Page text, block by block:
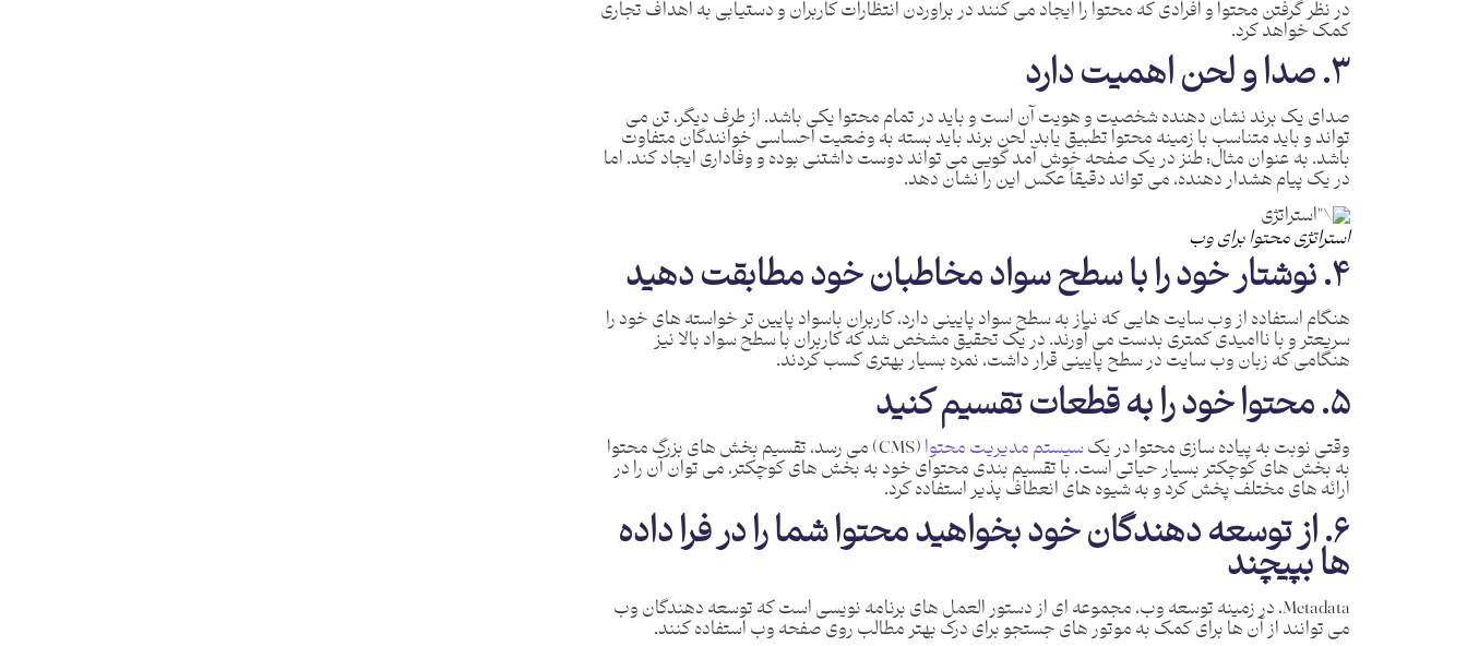
در نظر گرفتن محتوا و افرادی که محتوا را ایجاد می کنند در برآوردن انتظارات کاربران و دستیابی به اهداف تجاری
کمک خواهد کرد.
۳. صدا و لحن اهمیت دارد
صدای یک برند نشان دهنده شخصیت و هویت آن است و باید در تمام محتوا یکی باشد. از طرف دیگر، تن می
تواند و باید متناسب با زمینه محتوا تطبیق یابد. لحن برند باید بسته به وضعیت احساسی خوانندگان متفاوت
باشد. به عنوان مثال: طنز در یک صفحه خوش آمد گویی می تواند دوست داشتنی بوده و وفاداری ایجاد کند. اما
در یک پیام هشدار دهنده، می تواند دقیقاً عکس این را نشان دهد.
استراتژی محتوا برای وب
۴. نوشتار خود را با سطح سواد مخاطبان خود مطابقت دهید
هنگام استفاده از وب سایت هایی که نیاز به سطح سواد پایینی دارد، کاربران باسواد پایین تر خواسته های خود را
سریعتر و با ناامیدی کمتری بدست می آورند. در یک تحقیق مشخص شد که کاربران با سطح سواد بالا نیز
هنگامی که زبان وب سایت در سطح پایینی قرار داشت، نمره بسیار بهتری کسب کردند.
۵. محتوا خود را به قطعات تقسیم کنید
وقتی نوبت به پیاده سازی محتوا در یکسیستم مدیریت محتوا (CMS) می رسد، تقسیم بخش های بزرگ محتوا
به بخش های کوچکتر بسیار حیاتی است. با تقسیم بندی محتوای خود به بخش های کوچکتر، می توان آن را در
ارائه های مختلف پخش کرد و به شیوه های انعطاف پذیر استفاده کرد.
۶. از توسعه دهندگان خود بخواهید محتوا شما را در فرا داده
ها بپیچند
Metadata، در زمینه توسعه وب، مجموعه ای از دستور العمل های برنامه نویسی است که توسعه دهندگان وب
می توانند از آن ها برای کمک به موتور های جستجو برای درک بهتر مطالب روی صفحه وب استفاده کنند.